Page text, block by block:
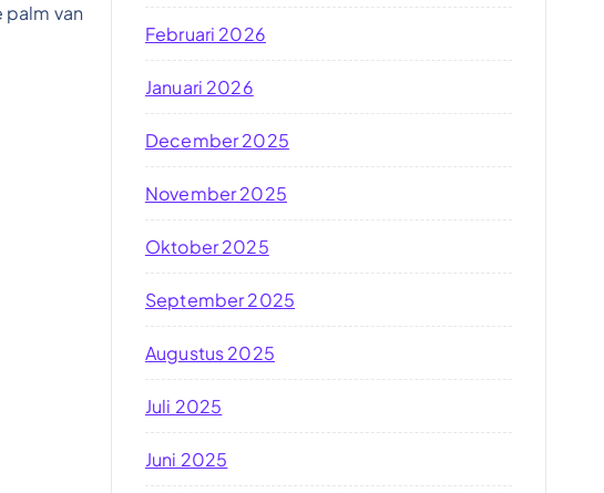
palm van
Februari 2026
Januari 2026
December 2025
November 2025
Oktober 2025
September 2025
Augustus 2025
Juli 2025
Juni 2025